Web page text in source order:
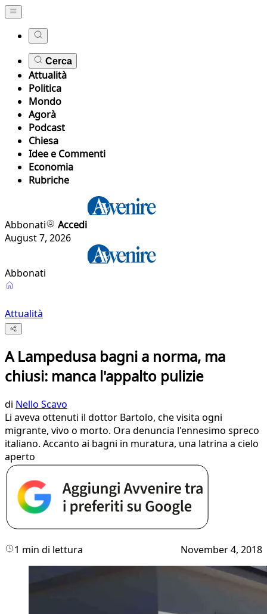
Cerca
Attualità
Politica
Mondo
Agorà
Podcast
Chiesa
Idee e Commenti
Economia
Rubriche
Abbonati
Accedi
August 7, 2026
Abbonati
Attualità
A Lampedusa bagni a norma, ma
chiusi: manca l'appalto pulizie
di Nello Scavo
Li aveva ottenuti il dottor Bartolo, che visita ogni
migrante, vivo o morto. Ora denuncia l'ennesimo spreco
italiano. Accanto ai bagni in muratura, una latrina a cielo
aperto
1 min di lettura November 4, 2018